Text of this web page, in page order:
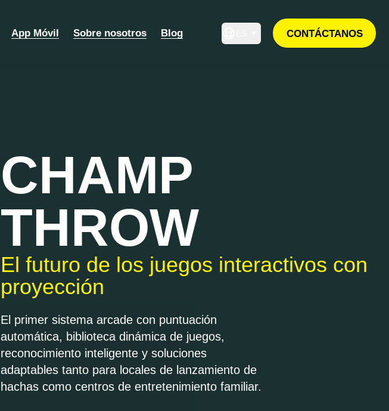
App Móvil Sobre nosotros Blog CONTÁCTANOS
CHAMP
THROW
Primer sistema de proyección
interactiva
con reconocimiento automático para hachas,
dardos, arcos, pelotas y otras soluciones para
negocios